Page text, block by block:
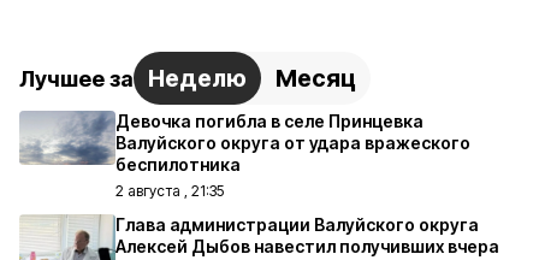
Лучшее за Неделю Месяц
Девочка погибла в селе Принцевка
Валуйского округа от удара вражеского
беспилотника
2 августа , 21:35
Глава администрации Валуйского округа
Алексей Дыбов навестил получивших вчера